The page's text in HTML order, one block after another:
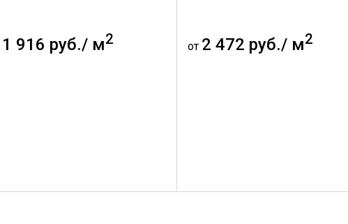
1 916 руб./ м2 от 2 472 руб./ м2